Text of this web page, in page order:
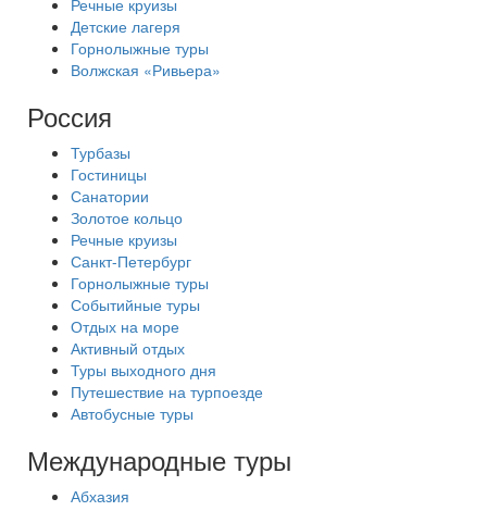
Речные круизы
Детские лагеря
Горнолыжные туры
Волжская «Ривьера»
Россия
Турбазы
Гостиницы
Санатории
Золотое кольцо
Речные круизы
Санкт-Петербург
Горнолыжные туры
Событийные туры
Отдых на море
Активный отдых
Туры выходного дня
Путешествие на турпоезде
Автобусные туры
Международные туры
Абхазия